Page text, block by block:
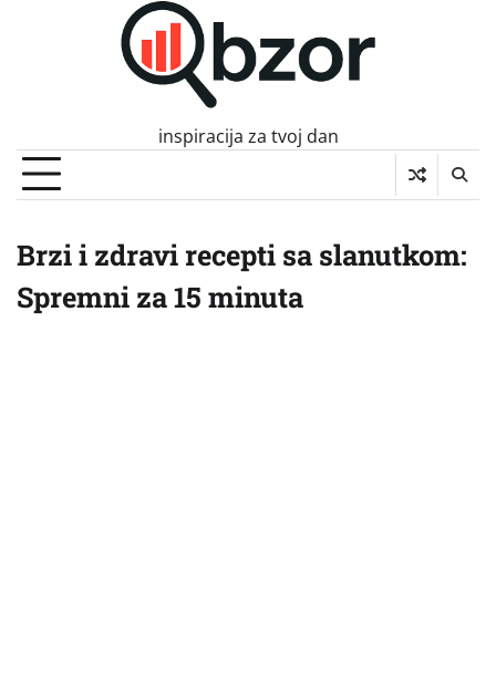
inspiracija za tvoj dan
Brzi i zdravi recepti sa slanutkom:
Spremni za 15 minuta